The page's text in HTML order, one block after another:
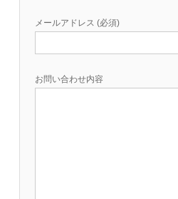
メールアドレス (必須)
お問い合わせ内容